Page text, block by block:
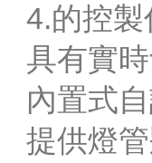
4.的控
具有實
內置式自
提供燈